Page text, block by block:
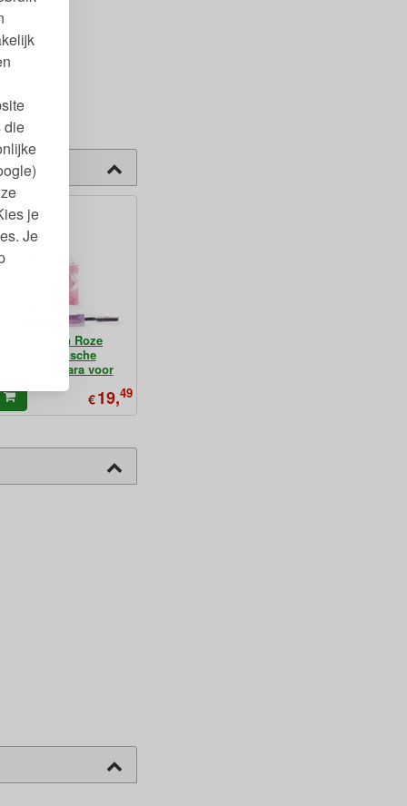
die
je
Je
Paars en Roze
Biologische
Haarmascara voor
€19,49